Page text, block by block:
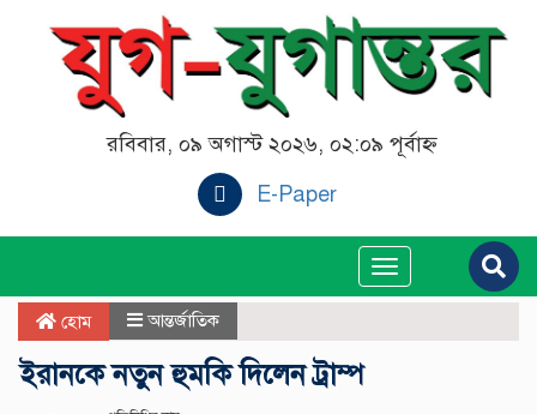
রবিবার, ০৯ অগাস্ট ২০২৬, ০২:০৯ পূর্বাহ্ন
E-Paper
Toggle
navigation
হোম আন্তর্জাতিক
ইরানকে নতুন হুমকি দিলেন ট্রাম্প